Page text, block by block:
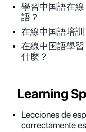
學習中国語在
語？
在線中国語培
在線中国語學
什麼？
Learning
Lecciones de
correctamente